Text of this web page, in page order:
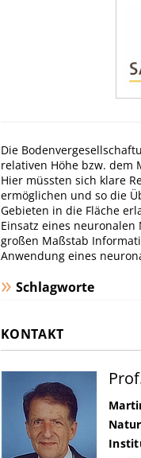
Die
relativen Höhe bzw. dem
Hier müssten sich klare
ermöglichen und so die
Gebieten in die Fläche
Einsatz eines
großen Maßstab
Anwendung eines
Schlagworte
KONTAKT